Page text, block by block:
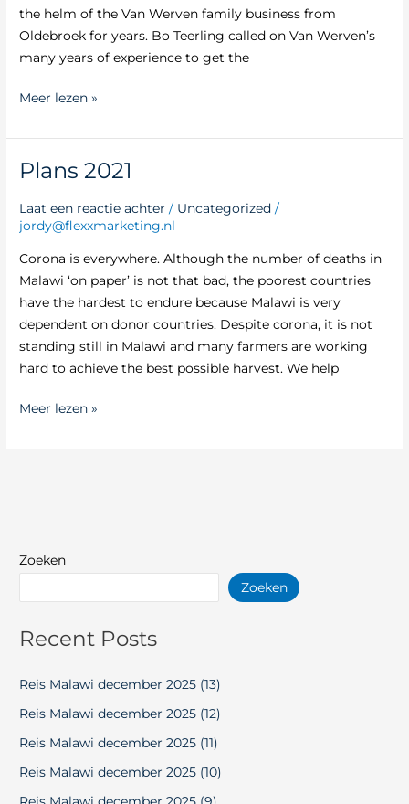
the helm of the Van Werven family business from
Oldebroek for years. Bo Teerling called on Van Werven’s
many years of experience to get the
Meer lezen »
Plans 2021
Laat een reactie achter / Uncategorized /
jordy@flexxmarketing.nl
Corona is everywhere. Although the number of deaths in
Malawi ‘on paper’ is not that bad, the poorest countries
have the hardest to endure because Malawi is very
dependent on donor countries. Despite corona, it is not
standing still in Malawi and many farmers are working
hard to achieve the best possible harvest. We help
Plans
Meer lezen »
Zoeken
Zoeken
Recent Posts
Reis Malawi december 2025 (13)
Reis Malawi december 2025 (12)
Reis Malawi december 2025 (11)
Reis Malawi december 2025 (10)
Reis Malawi december 2025 (9)